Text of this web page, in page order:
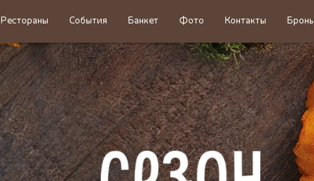
Рестораны События Банкет Фото Контакты Бронь